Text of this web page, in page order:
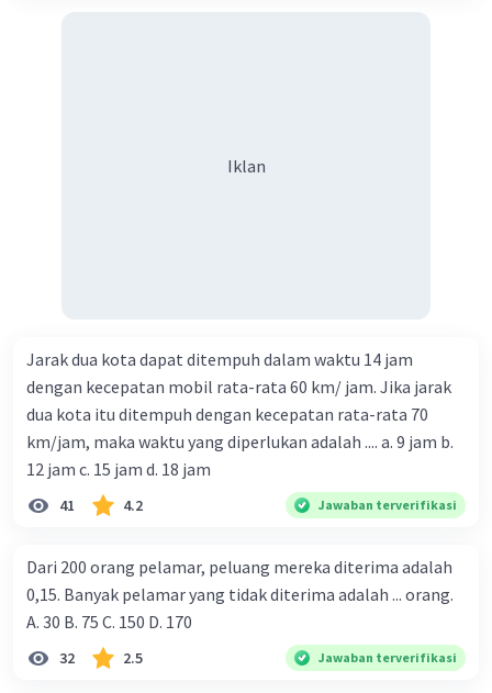
Iklan
Jarak dua kota dapat ditempuh dalam waktu 14 jam
dengan kecepatan mobil rata-rata 60 km/ jam. Jika jarak
dua kota itu ditempuh dengan kecepatan rata-rata 70
km/jam, maka waktu yang diperlukan adalah .... a. 9 jam b.
12 jam c. 15 jam d. 18 jam
41 4.2 Jawaban terverifikasi
Dari 200 orang pelamar, peluang mereka diterima adalah
0,15. Banyak pelamar yang tidak diterima adalah ... orang.
A. 30 B. 75 C. 150 D. 170
32 2.5 Jawaban terverifikasi